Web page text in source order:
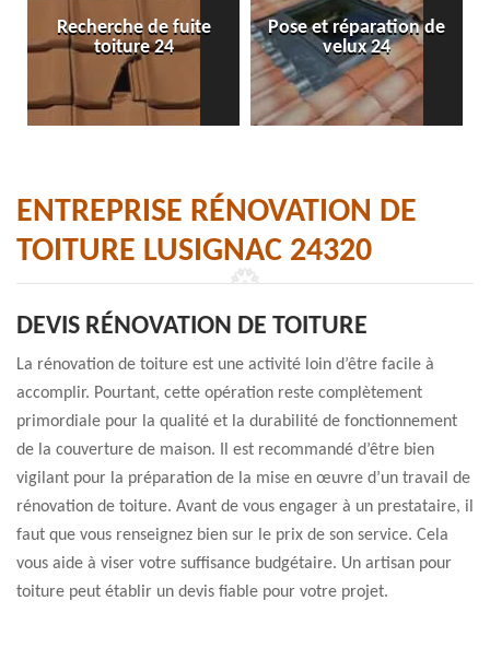
Recherche de fuite
toiture 24
Pose et réparation de
velux 24
ENTREPRISE RÉNOVATION DE
TOITURE LUSIGNAC 24320
DEVIS RÉNOVATION DE TOITURE
La rénovation de toiture est une activité loin d’être facile à
accomplir. Pourtant, cette opération reste complètement
primordiale pour la qualité et la durabilité de fonctionnement
de la couverture de maison. Il est recommandé d’être bien
vigilant pour la préparation de la mise en œuvre d’un travail de
rénovation de toiture. Avant de vous engager à un prestataire, il
faut que vous renseignez bien sur le prix de son service. Cela
vous aide à viser votre suffisance budgétaire. Un artisan pour
toiture peut établir un devis fiable pour votre projet.